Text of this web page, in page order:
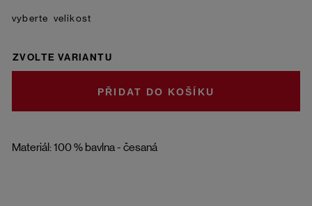
Materiál: 100 % bavlna - česaná
velikost
ZVOLTE VARIANTU
DO KOŠÍKU